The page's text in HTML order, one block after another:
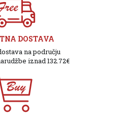
DOSTAVA
na području
iznad 132.72€